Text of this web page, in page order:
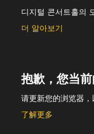
디지털 콘서트홀의
더 알아보기
抱歉，您当
请更新您的浏览器，
了解更多